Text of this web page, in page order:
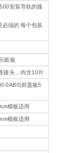
安装导轨的接
须的 每个包装
面板
接头，内含10片
0AB0)前盖板5
模板适用
模板适用